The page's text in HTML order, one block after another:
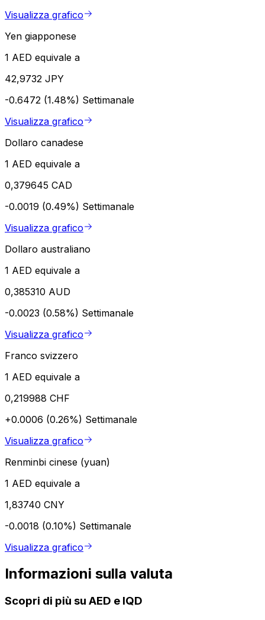
Visualizza grafico
Yen giapponese
1 AED equivale a
42,9732 JPY
-0.6472 (1.48%) Settimanale
Visualizza grafico
Dollaro canadese
1 AED equivale a
0,379645 CAD
-0.0019 (0.49%) Settimanale
Visualizza grafico
Dollaro australiano
1 AED equivale a
0,385310 AUD
-0.0023 (0.58%) Settimanale
Visualizza grafico
Franco svizzero
1 AED equivale a
0,219988 CHF
+0.0006 (0.26%) Settimanale
Visualizza grafico
Renminbi cinese (yuan)
1 AED equivale a
1,83740 CNY
-0.0018 (0.10%) Settimanale
Visualizza grafico
Informazioni sulla valuta
Scopri di più su AED e IQD